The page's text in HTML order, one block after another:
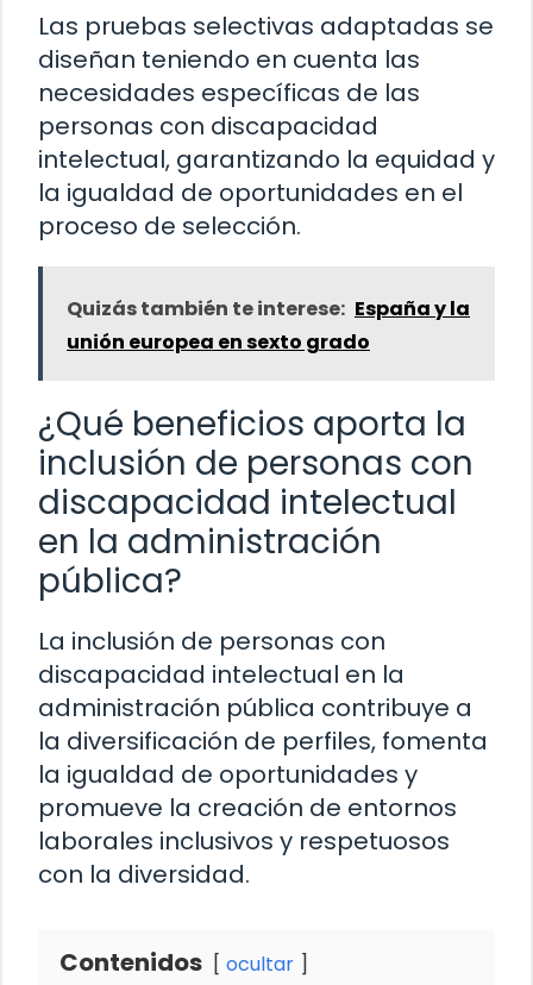
Las pruebas selectivas adaptadas se
diseñan teniendo en cuenta las
necesidades específicas de las
personas con discapacidad
intelectual, garantizando la equidad y
la igualdad de oportunidades en el
proceso de selección.
Quizás también te interese: España y la
unión europea en sexto grado
¿Qué beneficios aporta la
inclusión de personas con
discapacidad intelectual
en la administración
pública?
La inclusión de personas con
discapacidad intelectual en la
administración pública contribuye a
la diversificación de perfiles, fomenta
la igualdad de oportunidades y
promueve la creación de entornos
laborales inclusivos y respetuosos
con la diversidad.
Contenidos ocultar